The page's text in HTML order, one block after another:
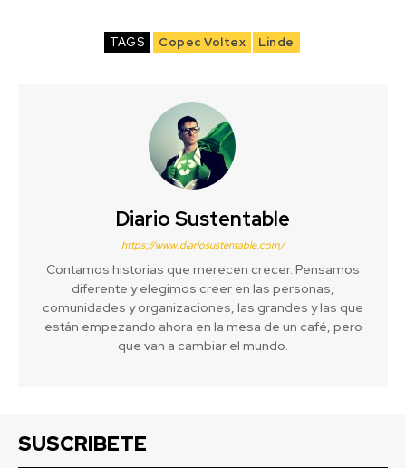
TAGS Copec Voltex Linde
Diario Sustentable
https://www.diariosustentable.com/
Contamos historias que merecen crecer. Pensamos
diferente y elegimos creer en las personas,
comunidades y organizaciones, las grandes y las que
están empezando ahora en la mesa de un café, pero
que van a cambiar el mundo.
SUSCRIBETE